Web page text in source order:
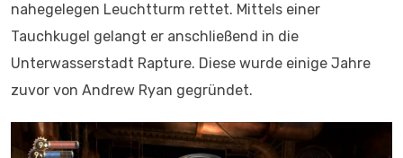
nahegelegen Leuchtturm rettet. Mittels einer
Tauchkugel gelangt er anschließend in die
Unterwasserstadt Rapture. Diese wurde einige Jahre
zuvor von Andrew Ryan gegründet.